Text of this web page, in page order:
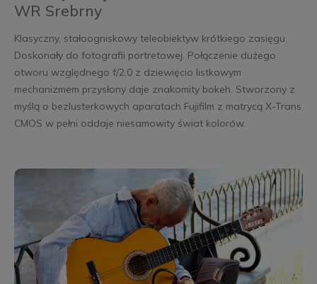
WR Srebrny
Klasyczny, stałoogniskowy teleobiektyw krótkiego zasięgu.
Doskonały do fotografii portretowej. Połączenie dużego
otworu względnego f/2,0 z dziewięcio listkowym
mechanizmem przysłony daje znakomity bokeh. Stworzony z
myślą o bezlusterkowych aparatach Fujifilm z matrycą X-Trans
CMOS w pełni oddaje niesamowity świat kolorów.